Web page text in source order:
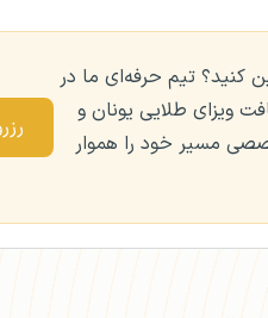
کنید؟ تیم حرفه‌ای ما در
ویزای طلایی یونان و
مسیر خود را هموار